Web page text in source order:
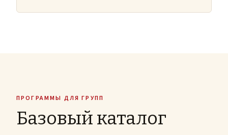
ПРОГРАММЫ ДЛЯ ГРУПП
Базовый каталог